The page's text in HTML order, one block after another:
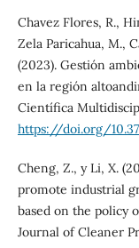
Chavez Flores, R.,
Zela Paricahua, M.,
(2023). Gestión
en la región
Científica
https://doi.org/
Cheng, Z., y Li, X.
promote industrial
based on the policy
Journal of Cleaner